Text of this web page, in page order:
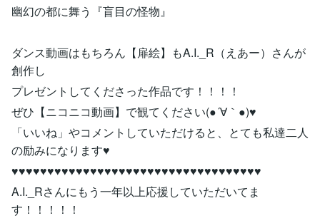
幽幻の都に舞う『盲目の怪物』
ダンス動画はもちろん【扉絵】もA.I._R（えあー）さんが
創作し
プレゼントしてくださった作品です！！！！
ぜひ【ニコニコ動画】で観てください(●´∀｀●)♥
「いいね」やコメントしていただけると、とても私達二人
の励みになります♥
♥♥♥♥♥♥♥♥♥♥♥♥♥♥♥♥♥♥♥♥♥♥♥♥♥♥♥♥♥♥♥♥♥♥♥
A.I._Rさんにもう一年以上応援していただいてま
す！！！！！